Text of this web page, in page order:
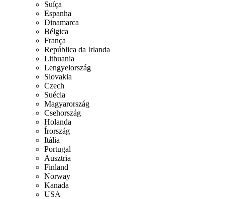
Suíça
Espanha
Dinamarca
Bélgica
França
República da Irlanda
Lithuania
Lengyelország
Slovakia
Czech
Suécia
Magyarország
Csehország
Holanda
Írország
Itália
Portugal
Ausztria
Finland
Norway
Kanada
USA